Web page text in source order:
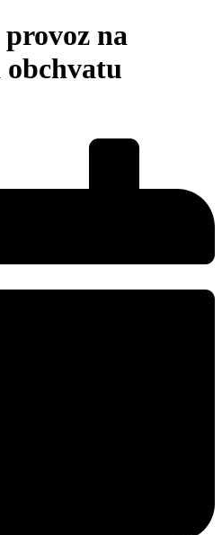
na
obchvatu